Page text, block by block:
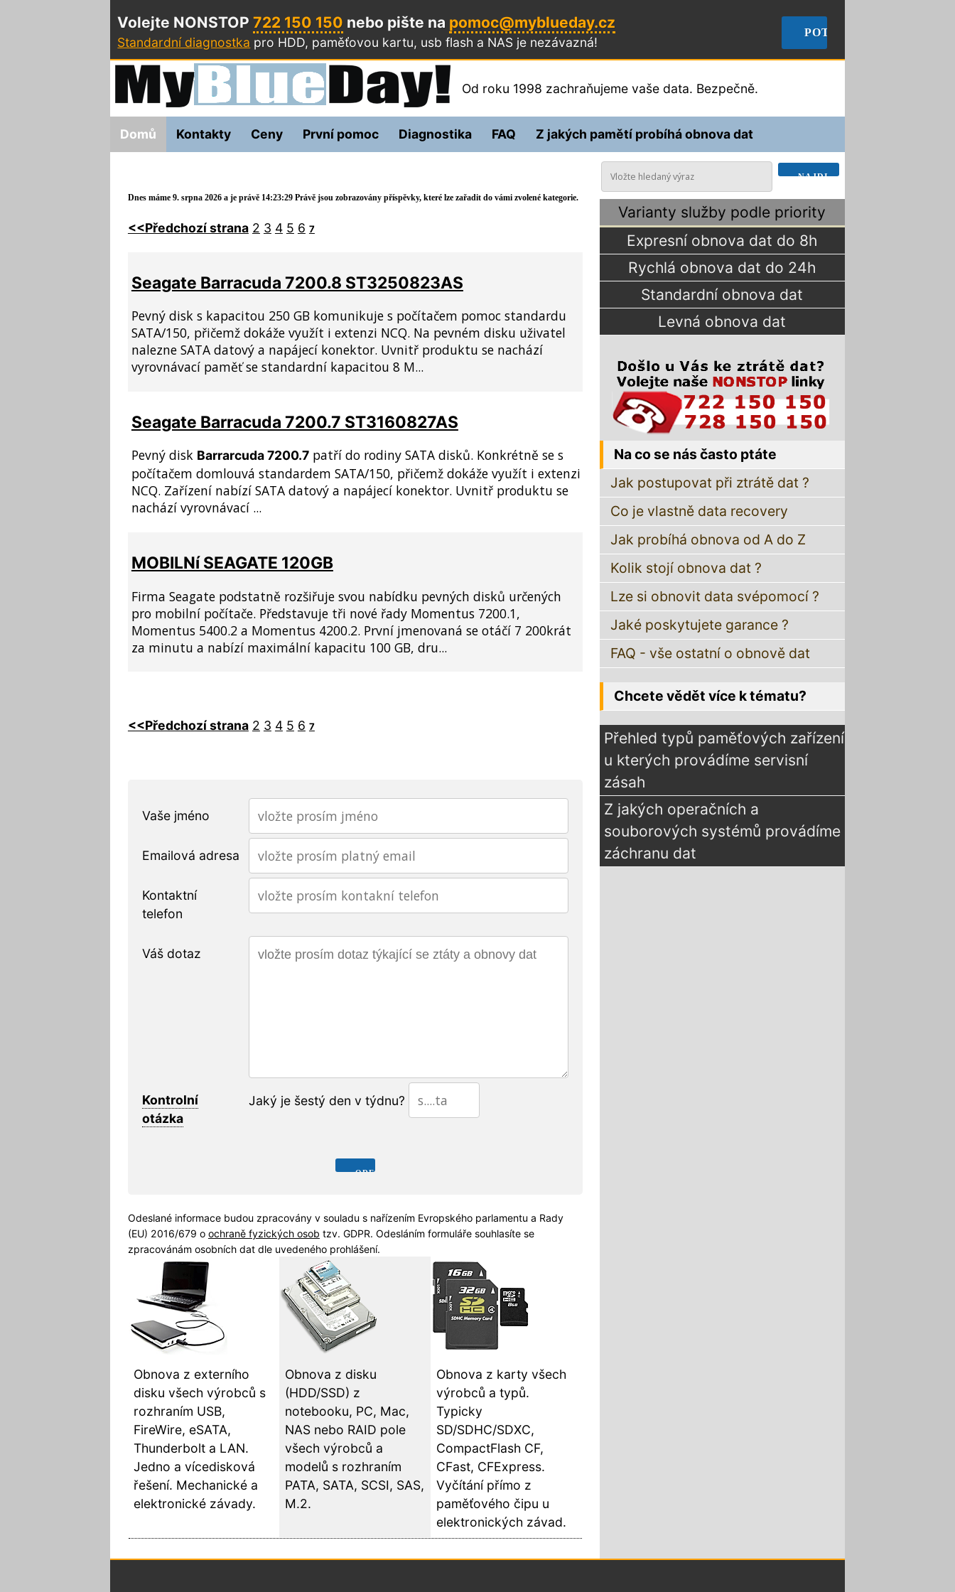
Volejte NONSTOP722 150 150 nebo pište na pomoc@myblueday.cz
Standardní diagnostka pro HDD, paměťovou kartu, usb flash a NAS je nezávazná!
POTŘEBUJI OBNOVIT
Od roku 1998 zachraňujeme vaše data. Bezpečně.
Domů Kontakty Ceny První pomoc Diagnostika FAQ Z jakých pamětí probíhá obnova dat
Dnes máme 9. srpna 2026 a je právě 14:23:29 Právě jsou zobrazovány příspěvky, které lze zařadit do vámi zvolené kategorie.
<<Předchozí strana 2 3 4 5 6 7
Seagate Barracuda 7200.8 ST3250823AS
Pevný disk s kapacitou 250 GB komunikuje s počítačem pomoc standardu
SATA/150, přičemž dokáže využít i extenzi NCQ. Na pevném disku uživatel
nalezne SATA datový a napájecí konektor. Uvnitř produktu se nachází
vyrovnávací paměť se standardní kapacitou 8 M...
Seagate Barracuda 7200.7 ST3160827AS
Pevný disk Barrarcuda 7200.7patří do rodiny SATA disků. Konkrétně se s
počítačem domlouvá standardem SATA/150, přičemž dokáže využít i extenzi
NCQ. Zařízení nabízí SATA datový a napájecí konektor. Uvnitř produktu se
nachází vyrovnávací ...
MOBILNí SEAGATE 120GB
Firma Seagate podstatně rozšiřuje svou nabídku pevných disků určených
pro mobilní počítače. Představuje tři nové řady Momentus 7200.1,
Momentus 5400.2 a Momentus 4200.2. První jmenovaná se otáčí 7 200krát
za minutu a nabízí maximální kapacitu 100 GB, dru...
<<Předchozí strana 2 3 4 5 6 7
Vaše jméno
Emailová adresa
Kontaktní
telefon
Váš dotaz
Kontrolní
otázka
Jaký je šestý den v týdnu?
Odeslané informace budou zpracovány v souladu s nařízením Evropského parlamentu a Rady
(EU) 2016/679 o ochraně fyzických osob tzv. GDPR. Odesláním formuláře souhlasíte se
zpracovánám osobních dat dle uvedeného prohlášení.
Obnova z externího
disku všech výrobců s
rozhraním USB,
FireWire, eSATA,
Thunderbolt a LAN.
Jedno a vícedisková
řešení. Mechanické a
elektronické závady.
Obnova z disku
(HDD/SSD) z
notebooku, PC, Mac,
NAS nebo RAID pole
všech výrobců a
modelů s rozhraním
PATA, SATA, SCSI, SAS,
M.2.
Obnova z karty všech
výrobců a typů.
Typicky
SD/SDHC/SDXC,
CompactFlash CF,
CFast, CFExpress.
Vyčítání přímo z
paměťového čipu u
elektronických závad.
Varianty služby podle priority
Expresní obnova dat do 8h
Rychlá obnova dat do 24h
Standardní obnova dat
Levná obnova dat
Na co se nás často ptáte
Jak postupovat při ztrátě dat ?
Co je vlastně data recovery
Jak probíhá obnova od A do Z
Kolik stojí obnova dat ?
Lze si obnovit data svépomocí ?
Jaké poskytujete garance ?
FAQ - vše ostatní o obnově dat
Chcete vědět více k tématu?
Přehled typů paměťových zařízení
u kterých provádíme servisní
zásah
Z jakých operačních a
souborových systémů provádíme
záchranu dat